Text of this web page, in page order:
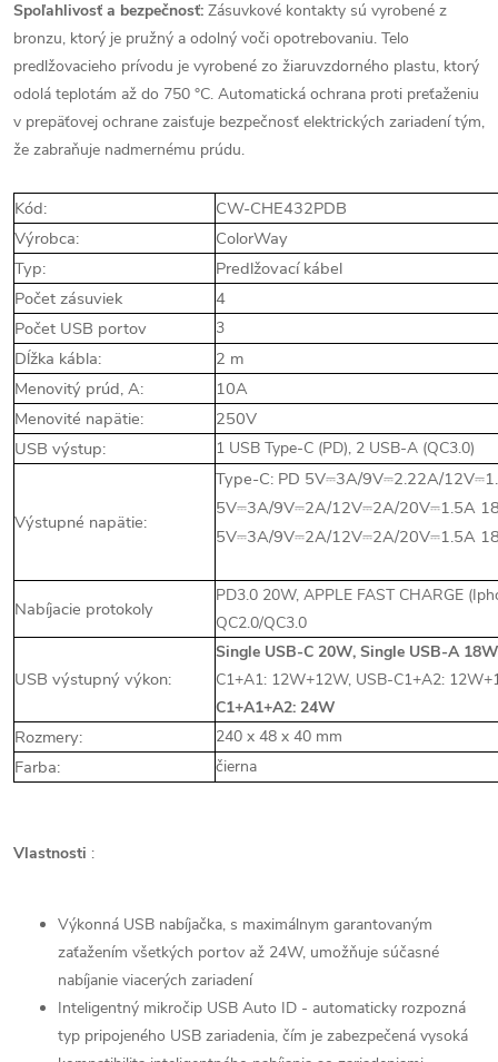
Spoľahlivosť a bezpečnosť: Zásuvkové kontakty sú vyrobené z
bronzu, ktorý je pružný a odolný voči opotrebovaniu. Telo
predlžovacieho prívodu je vyrobené zo žiaruvzdorného plastu, ktorý
odolá teplotám až do 750 °C. Automatická ochrana proti preťaženiu
v prepäťovej ochrane zaisťuje bezpečnosť elektrických zariadení tým,
že zabraňuje nadmernému prúdu.
Kód:
CW-CHE432PDB
Výrobca:
ColorWay
Typ:
Predlžovací kábel
Počet zásuviek
4
Počet USB portov
3
Dĺžka kábla:
2 m
Menovitý prúd, A:
10A
Menovité napätie:
250V
USB výstup:
1 USB Type-C (PD), 2 USB-A (QC3.0)
Výstupné napätie:
Type-C: PD 5V⎓3A/9V⎓2.22A/
5V⎓3A/9V⎓2A/12V⎓2A/20V⎓1.5A
5V⎓3A/9V⎓2A/12V⎓2A/20V⎓1.5A
Nabíjacie protokoly
PD3.0 20W, APPLE FAST CHARGE
QC2.0/QC3.0
USB výstupný výkon:
Single USB-C 20W, Single USB-A 18W
C1+A1: 12W+12W, USB-C1+A2:
C1+A1+A2: 24W
Rozmery: 240 x 48 x 40 mm
Farba: čierna
Vlastnosti :
Výkonná USB nabíjačka, s maximálnym garantovaným
zaťažením všetkých portov až 24W, umožňuje súčasné
nabíjanie viacerých zariadení
Inteligentný mikročip USB Auto ID - automaticky rozpozná
typ pripojeného USB zariadenia, čím je zabezpečená vysoká